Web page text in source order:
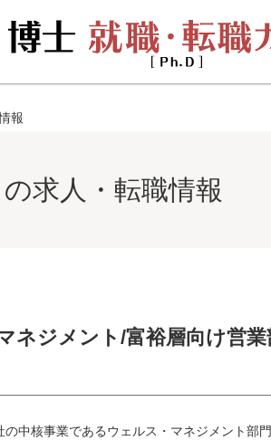
報
求人・転職情報
ジメント/富裕層向け営業
中核事業であるウェルス・マネジメント部